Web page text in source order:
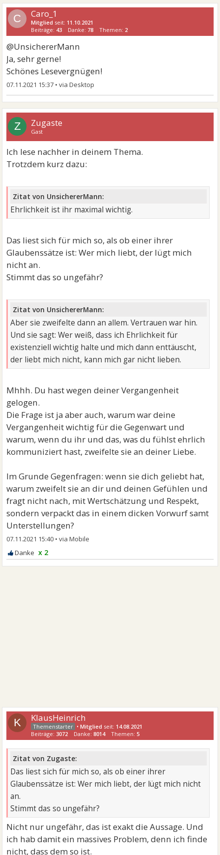
C Caro_1
Mitglied seit: 11.10.2021
Beiträge: 43 Danke: 78 Themen: 2
@UnsichererMann
Ja, sehr gerne!
Schönes Lesevergnügen!
07.11.2021 15:37 •
Z Zugaste
Gast
Ich lese nachher in deinem Thema.
Trotzdem kurz dazu:
Zitat von UnsichererMann:
Ehrlichkeit ist ihr maximal wichtig.
Das liest sich für mich so, als ob einer ihrer
Glaubenssätze ist: Wer mich liebt, der lügt mich
nicht an.
Stimmt das so ungefähr?
Zitat von UnsichererMann:
Aber sie zweifelte dann an allem. Vertrauen war hin.
Und sie sagt: Wer weiß, dass ich Ehrlichkeit für
existenziell wichtig halte und mich dann enttäuscht,
der liebt mich nicht, kann mich gar nicht lieben.
Mhhh. Du hast wegen deiner Vergangenheit
gelogen.
Die Frage ist ja aber auch, warum war deine
Vergangenheit wichtig für die Gegenwart und
warum, wenn du ihr und das, was du fühlst ehrlich
kommuniziert hast, zweifelte sie an deiner Liebe.
Im Grunde Gegenfragen: wenn sie dich geliebt hat,
warum zweifelt sie an dir und deinen Gefühlen und
fragt nicht nach, mit Wertschätzung und Respekt,
sondern verpackt das in einem dicken Vorwurf samt
Unterstellungen?
07.11.2021 15:40 •
x 2
K KlausHeinrich
•Mitglied seit: 14.08.2021
Beiträge: 3072 Danke:8014 Themen: 5
Zitat von Zugaste:
Das liest sich für mich so, als ob einer ihrer
Glaubenssätze ist: Wer mich liebt, der lügt mich nicht
an.
Stimmt das so ungefähr?
Nicht nur ungefähr, das ist exakt die Aussage. Und
ich hab damit ein massives Problem, denn ich finde
nicht, dass dem so ist.